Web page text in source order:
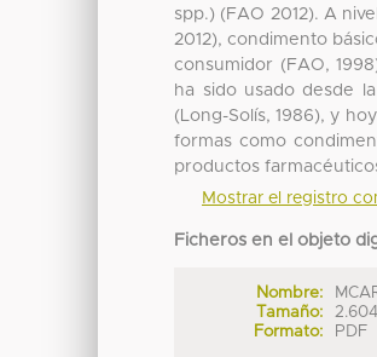
spp.) (FAO 2012). A
2012), condimento
consumidor (FAO,
ha sido usado desde
(Long-Solís, 1986), y
formas como
productos
Mostrar el registro
Ficheros en el objeto
Nombre:
Tamaño:
Formato:
PDF